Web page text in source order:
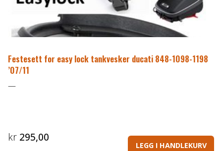
Festesett for easy lock tankvesker ducati 848-1098-1198
’07/11
—
kr 295,00
LEGG I HANDLEKURV